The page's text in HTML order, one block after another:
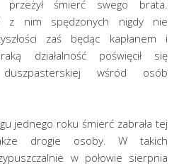
przeżył śmierć swego brata.
z nim spędzonych nigdy nie
zaś będąc kapłanem i
działalność poświęcił się
wśród osób
jednego roku śmierć zabrała tej
drogie osoby. W takich
w połowie sierpnia